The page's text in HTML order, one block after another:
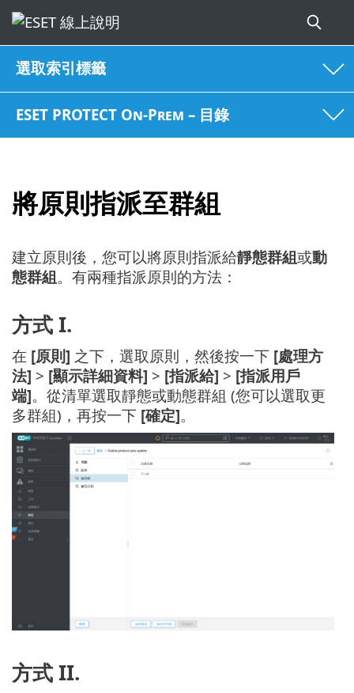
選取索引標籤
ESET PROTECT On-Prem – 目錄
將原則指派至群組
建立原則後，您可以將原則指派給靜態群組或動
態群組。有兩種指派原則的方法：
方式 I.
在 [原則] 之下，選取原則，然後按一下 [處理方
法] > [顯示詳細資料] > [指派給] > [指派用戶
端]。從清單選取靜態或動態群組 (您可以選取更
多群組)，再按一下 [確定]。
方式 II.